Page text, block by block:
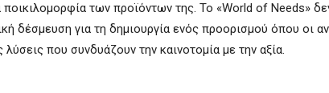
ποικιλομορφία των προϊόντων της. Το «World of Needs»
δέσμευση για τη δημιουργία ενός προορισμού όπου οι
που συνδυάζουν την καινοτομία με την αξία.